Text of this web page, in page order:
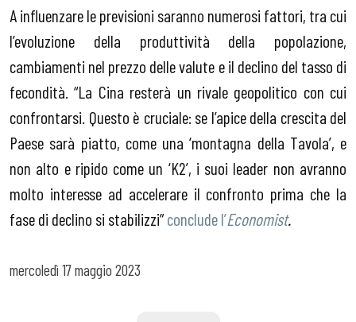
A influenzare le previsioni saranno numerosi fattori, tra cui
l’evoluzione della produttività della popolazione,
cambiamenti nel prezzo delle valute e il declino del tasso di
fecondità. “La Cina resterà un rivale geopolitico con cui
confrontarsi. Questo è cruciale: se l’apice della crescita del
Paese sarà piatto, come una ‘montagna della Tavola’, e
non alto e ripido come un ‘K2’, i suoi leader non avranno
molto interesse ad accelerare il confronto prima che la
fase di declino si stabilizzi”conclude l’Economist.
mercoledì 17 maggio 2023